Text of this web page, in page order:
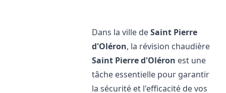
Dans la ville deSaint Pierre
d'Oléron, la révision chaudière
Saint Pierre d'Oléron est une
tâche essentielle pour garantir
la sécurité et l'efficacité de vos